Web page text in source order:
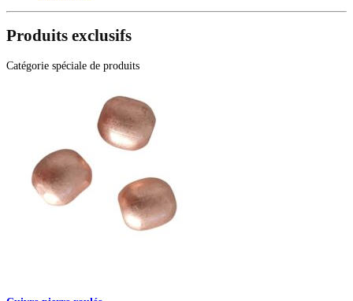
Produits exclusifs
Catégorie spéciale de produits